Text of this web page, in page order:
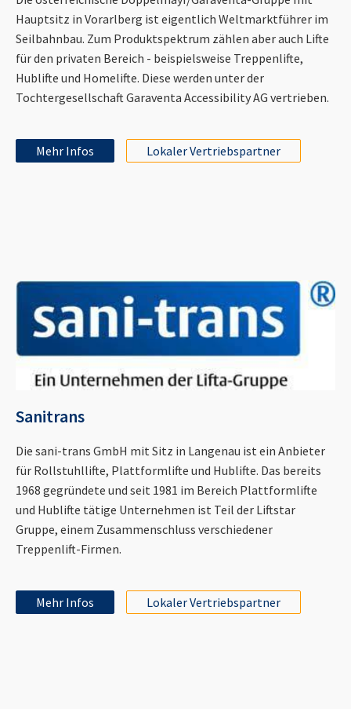
Hauptsitz in Vorarlberg ist eigentlich Weltmarktführer im
Seilbahnbau. Zum Produktspektrum zählen aber auch Lifte
für den privaten Bereich - beispielsweise Treppenlifte,
Hublifte und Homelifte. Diese werden unter der
Tochtergesellschaft Garaventa Accessibility AG vertrieben.
Mehr Infos Lokaler Vertriebspartner
Sanitrans
Die sani-trans GmbH mit Sitz in Langenau ist ein Anbieter
für Rollstuhllifte, Plattformlifte und Hublifte. Das bereits
1968 gegründete und seit 1981 im Bereich Plattformlifte
und Hublifte tätige Unternehmen ist Teil der Liftstar
Gruppe, einem Zusammenschluss verschiedener
Treppenlift-Firmen.
Mehr Infos Lokaler Vertriebspartner